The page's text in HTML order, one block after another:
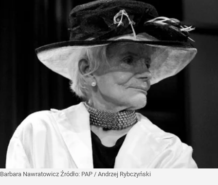
Barbara Nawratowicz Źródło: PAP / Andrzej Rybczyński